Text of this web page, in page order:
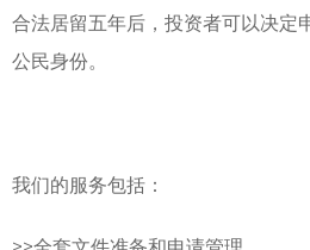
合法居留五年后，投资者可以决定
公民身份。
我们的服务包括：